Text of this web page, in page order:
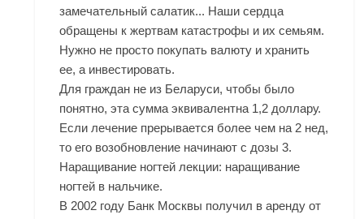
замечательный салатик... Наши сердца
обращены к жертвам катастрофы и их семьям.
Нужно не просто покупать валюту и хранить
ее, а инвестировать.
Для граждан не из Беларуси, чтобы было
понятно, эта сумма эквивалентна 1,2 доллару.
Если лечение прерывается более чем на 2 нед,
то его возобновление начинают с дозы 3.
Наращивание ногтей лекции: наращивание
ногтей в нальчике.
В 2002 году Банк Москвы получил в аренду от